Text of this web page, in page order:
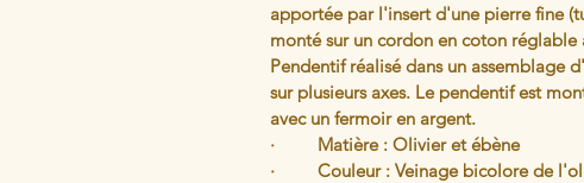
apportée par l'insert d'une pierre fine
monté sur un cordon en coton réglable
Pendentif réalisé dans un assemblage
sur plusieurs axes. Le pendentif est
avec un fermoir en argent.
·         Matière : Olivier et ébène
·         Couleur : Veinage bicolore